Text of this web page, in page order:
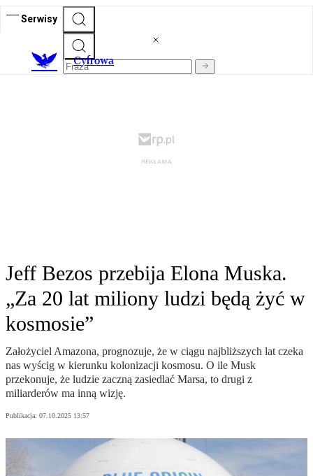
Serwisy
Cyfrowa
Jeff Bezos przebija Elona Muska.
„Za 20 lat miliony ludzi będą żyć w
kosmosie”
Założyciel Amazona, prognozuje, że w ciągu najbliższych lat czeka
nas wyścig w kierunku kolonizacji kosmosu. O ile Musk
przekonuje, że ludzie zaczną zasiedlać Marsa, to drugi z
miliarderów ma inną wizję.
Publikacja: 07.10.2025 13:57